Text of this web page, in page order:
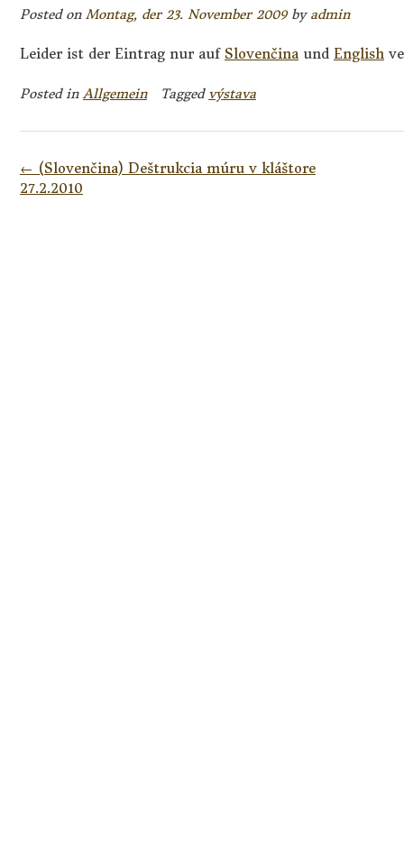
Posted on Montag, der 23. November 2009by admin
Leider ist der Eintrag nur auf Slovenčina und English
Posted inAllgemein Tagged výstava
Post
navigation
← (Slovenčina) Deštrukcia múru v kláštore
27.2.2010